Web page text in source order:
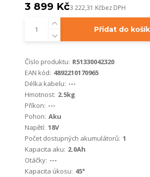
3 899 Kč3 222,31 Kčbez DPH
Přidat do
Číslo produktu: R51330042320
EAN kód: 4892210170965
Délka kabelu: ---
Hmotnost: 2.5kg
Příkon: ---
Pohon: Aku
Napětí: 18V
Počet dostupných akumulátorů: 1
Kapacita aku: 2.0Ah
Otáčky: ---
Kapacita úkosu: 45°